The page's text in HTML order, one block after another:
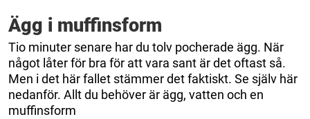
Ägg i muffinsform
Tio minuter senare har du tolv pocherade ägg. När
något låter för bra för att vara sant är det oftast så.
Men i det här fallet stämmer det faktiskt. Se själv här
nedanför. Allt du behöver är ägg, vatten och en
muffinsform